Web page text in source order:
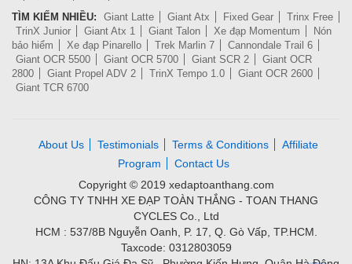
TÌM KIẾM NHIỀU:
Giant Latte Giant Atx Fixed Gear
Trinx Free
TrinX Junior
Giant Atx 1 Giant Talon Xe đạp Momentum
Nón
bảo hiểm
Xe đạp Pinarello Trek Marlin 7
Cannondale Trail 6
Giant OCR 5500
Giant OCR 5700 Giant SCR 2
Giant OCR
2800
Giant Propel ADV 2 TrinX Tempo 1.0
Giant OCR 2600
Giant TCR 6700
About Us Testimonials Terms & Conditions
Affiliate
Program
Contact Us
Copyright © 2019 xedaptoanthang.com
CÔNG TY TNHH XE ĐẠP TOÀN THẮNG - TOAN THANG
CYCLES Co., Ltd
HCM : 537/8B Nguyễn Oanh, P. 17, Q. Gò Vấp, TP.HCM.
Taxcode: 0312803059